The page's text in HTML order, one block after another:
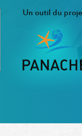
Un outil du